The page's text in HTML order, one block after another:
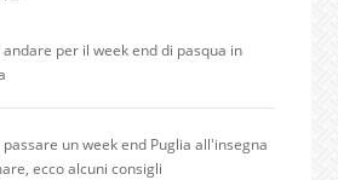
andare per il week end di pasqua in
passare un week end Puglia all'insegna
ecco alcuni consigli